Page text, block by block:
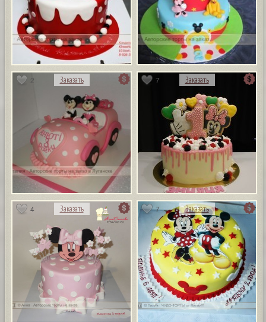
2 Заказать 7 Заказать
4 Заказать 7 Заказать